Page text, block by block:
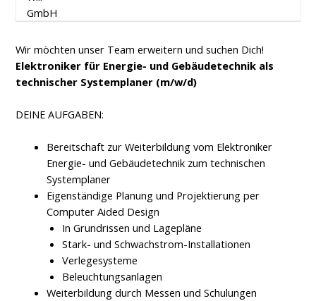
Wir möchten unser Team erweitern und suchen Dich!
Elektroniker für Energie- und Gebäudetechnik als
technischer Systemplaner (m/w/d)
DEINE AUFGABEN:
Bereitschaft zur Weiterbildung vom Elektroniker
Energie- und Gebäudetechnik zum technischen
Systemplaner
Eigenständige Planung und Projektierung per
Computer Aided Design
In Grundrissen und Lagepläne
Stark- und Schwachstrom-Installationen
Verlegesysteme
Beleuchtungsanlagen
Weiterbildung durch Messen und Schulungen